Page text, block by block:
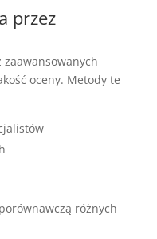
przez
zaawansowanych
oceny. Metody te
różnych